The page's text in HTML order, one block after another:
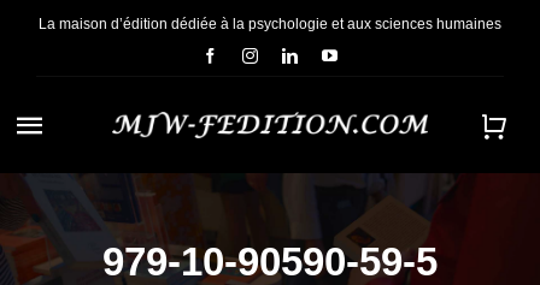
PasserLa maison d’édition dédiée à la psychologie et aux sciences humaines
Navigation
à
bascule
ACCUEIL
NOUS CONNAÎTRE
979-10-90590-59-5